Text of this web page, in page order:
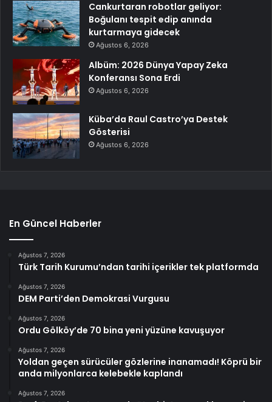
Cankurtaran robotlar geliyor:
Boğulanı tespit edip anında
kurtarmaya gidecek
Ağustos 6, 2026
Albüm: 2026 Dünya Yapay Zeka
Konferansı Sona Erdi
Ağustos 6, 2026
Küba’da Raul Castro’ya Destek
Gösterisi
Ağustos 6, 2026
En Güncel Haberler
Ağustos 7, 2026
Türk Tarih Kurumu’ndan tarihi içerikler tek platformda
Ağustos 7, 2026
DEM Parti’den Demokrasi Vurgusu
Ağustos 7, 2026
Ordu Gölköy’de 70 bina yeni yüzüne kavuşuyor
Ağustos 7, 2026
Yoldan geçen sürücüler gözlerine inanamadı! Köprü bir
anda milyonlarca kelebekle kaplandı
Ağustos 7, 2026